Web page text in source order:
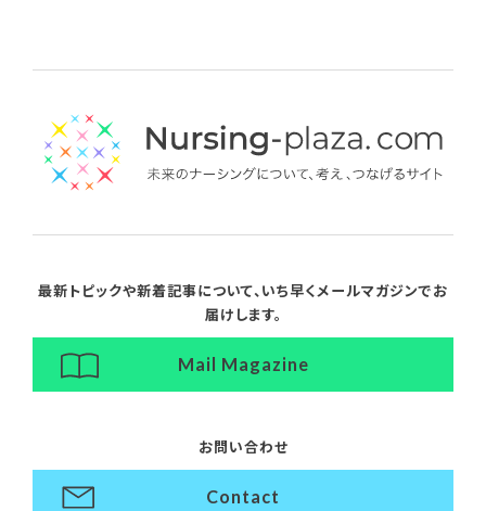
最新トピックや新着記事について、いち早くメールマガジンでお
届けします。
Mail Magazine
お問い合わせ
Contact